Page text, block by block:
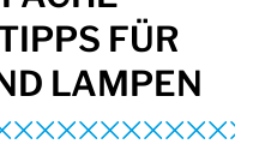
FÜR
LAMPEN